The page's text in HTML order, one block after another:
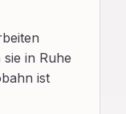
in Ruhe
ist